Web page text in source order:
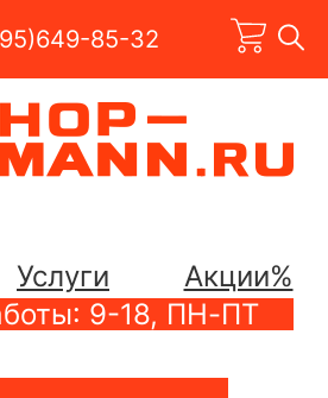
85-32
Услуги
Акции%
9-18, ПН-ПТ